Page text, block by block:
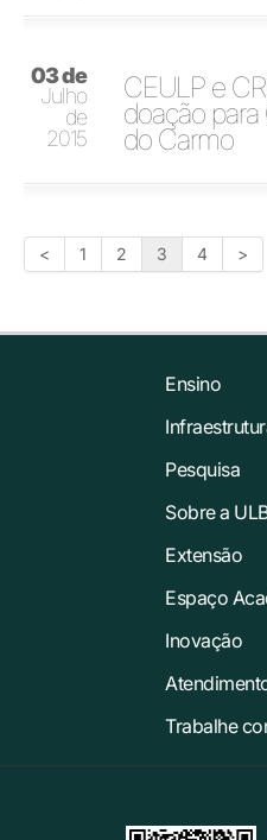
03 de
Julho
de
2015
CEULP e
doação
do Carmo
< 1 2 3 4 >
Ensino
Pesquisa
Sobre a
Extensão
Espaço
Inovação
Trabalhe